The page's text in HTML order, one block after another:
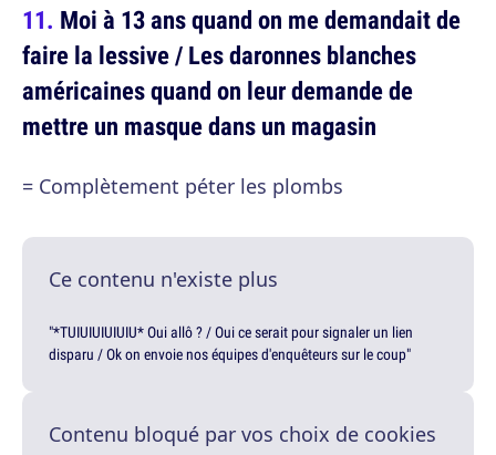
Moi à 13 ans quand on me demandait de
faire la lessive / Les daronnes blanches
américaines quand on leur demande de
mettre un masque dans un magasin
= Complètement péter les plombs
Ce contenu n'existe plus
"*TUIUIUIUIUIU* Oui allô ? / Oui ce serait pour signaler un lien
disparu / Ok on envoie nos équipes d'enquêteurs sur le coup"
Contenu bloqué par vos choix de cookies